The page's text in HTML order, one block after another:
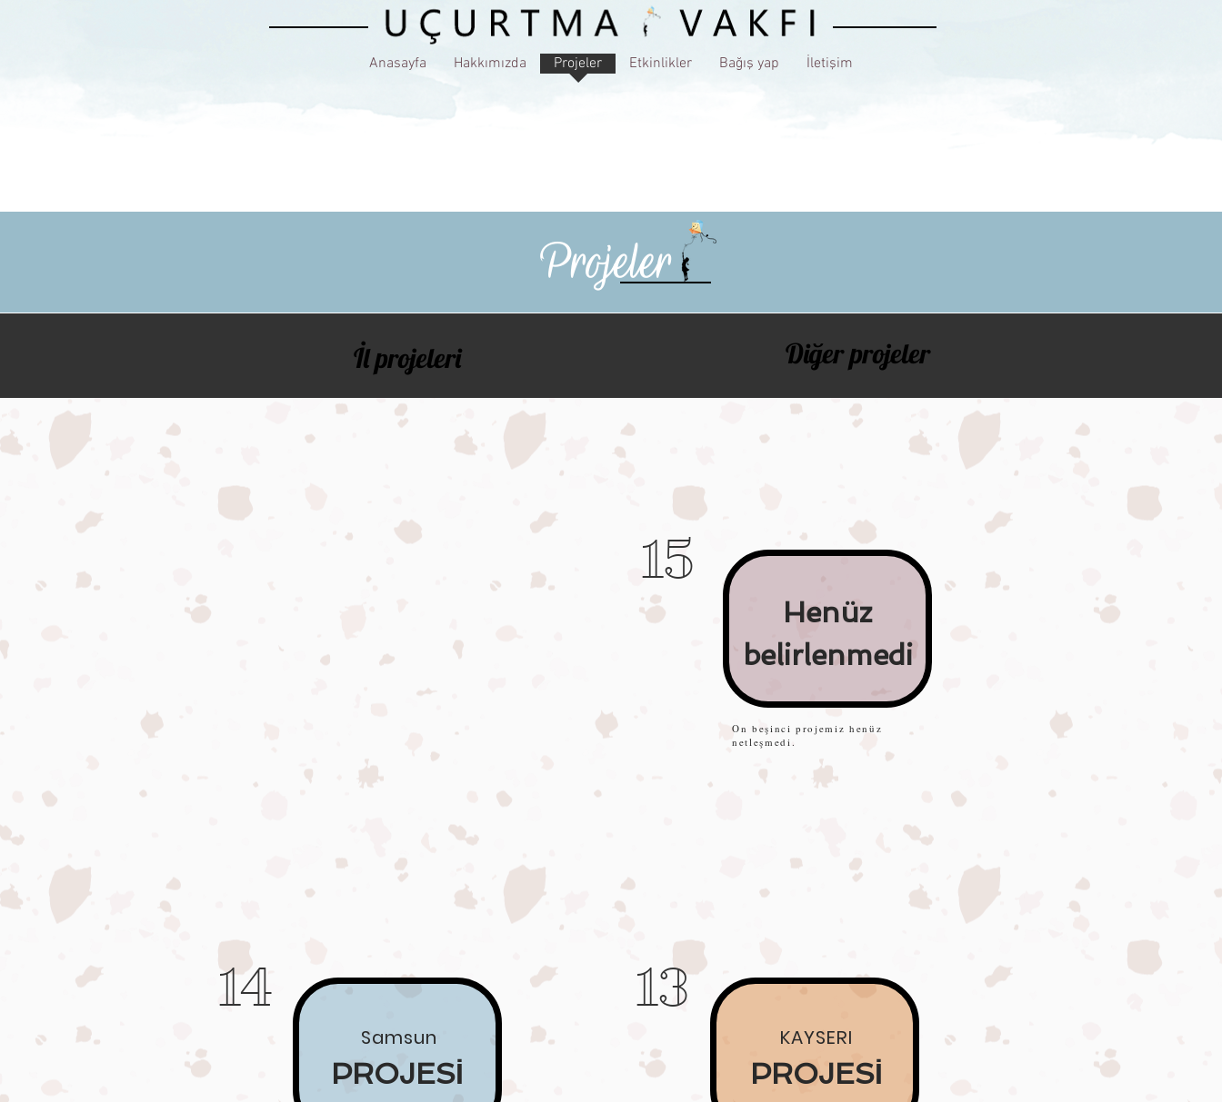
Anasayfa Hakkımızda Projeler Etkinlikler Bağış yap İletişim
Projeler
İl projeleri Diğer projeler
15
On beşinci projemiz henüz
netleşmedi.
Henüz
belirlenmedi
14
Samsun
PROJESİ
13
KAYSERI
PROJESİ